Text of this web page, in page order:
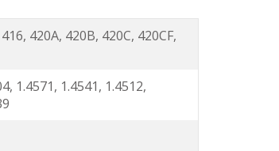
420A, 420B, 420C, 420CF,
1.4571, 1.4541, 1.4512,